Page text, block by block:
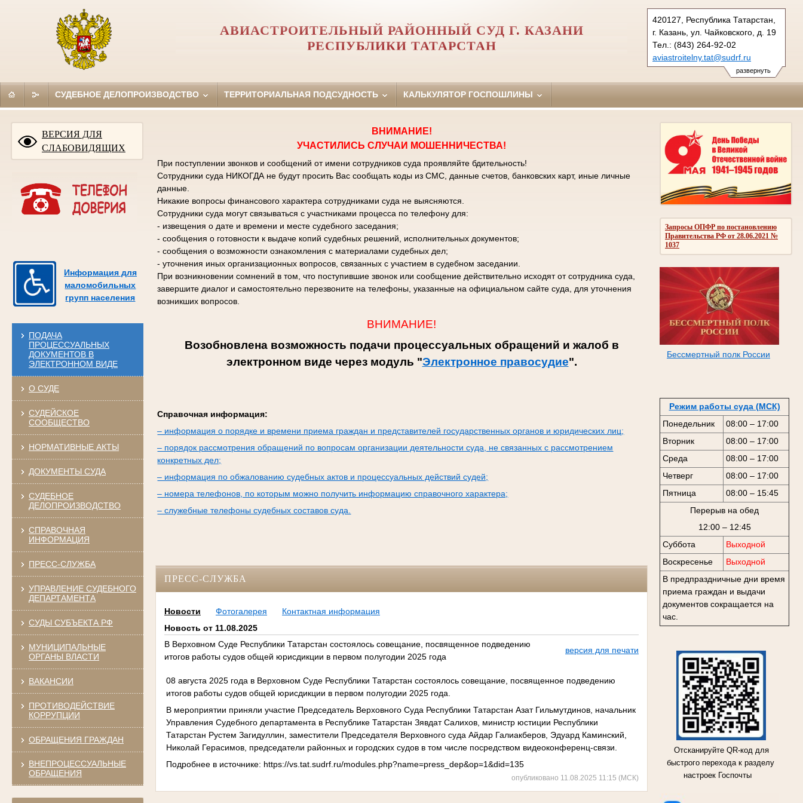
развернуть
420127, Республика Татарстан,
г. Казань, ул. Чайковского, д. 19
Тел.: (843) 264-92-02
aviastroitelny.tat@sudrf.ru
АВИАСТРОИТЕЛЬНЫЙ РАЙОННЫЙ СУД Г. КАЗАНИ
РЕСПУБЛИКИ ТАТАРСТАН
СУДЕБНОЕ ДЕЛОПРОИЗВОДСТВО ТЕРРИТОРИАЛЬНАЯ ПОДСУДНОСТЬ КАЛЬКУЛЯТОР ГОСПОШЛИНЫ
ВЕРСИЯ ДЛЯ
СЛАБОВИДЯЩИХ
Информация для
маломобильных
групп населения
ПОДАЧА
ПРОЦЕССУАЛЬНЫХ
ДОКУМЕНТОВ В
ЭЛЕКТРОННОМ ВИДЕ
О СУДЕ
СУДЕЙСКОЕ
СООБЩЕСТВО
НОРМАТИВНЫЕ АКТЫ
ДОКУМЕНТЫ СУДА
СУДЕБНОЕ
ДЕЛОПРОИЗВОДСТВО
СПРАВОЧНАЯ
ИНФОРМАЦИЯ
ПРЕСС-СЛУЖБА
УПРАВЛЕНИЕ СУДЕБНОГО
ДЕПАРТАМЕНТА
СУДЫ СУБЪЕКТА РФ
МУНИЦИПАЛЬНЫЕ
ОРГАНЫ ВЛАСТИ
ВАКАНСИИ
ПРОТИВОДЕЙСТВИЕ
КОРРУПЦИИ
ОБРАЩЕНИЯ ГРАЖДАН
ВНЕПРОЦЕССУАЛЬНЫЕ
ОБРАЩЕНИЯ
Запросы ОПФР по постановлению
Правительства РФ от 28.06.2021 №
1037
Бессмертный полк России
Режим работы суда (МСК)
Понедельник
08:00 – 17:00
Вторник
08:00 – 17:00
Среда
08:00 – 17:00
Четверг
08:00 – 17:00
Пятница
08:00 – 15:45
Перерыв на обед
12:00 – 12:45
Суббота
Выходной
Воскресенье
Выходной
В предпраздничные дни время
приема граждан и выдачи
документов сокращается на
час.
Отсканируйте QR-код для
быстрого перехода к разделу
настроек Госпочты
ВНИМАНИЕ!
УЧАСТИЛИСЬ СЛУЧАИ МОШЕННИЧЕСТВА!
При поступлении звонков и сообщений от имени сотрудников суда проявляйте бдительность!
Сотрудники суда НИКОГДА не будут просить Вас сообщать коды из СМС, данные счетов, банковских карт, иные личные
данные.
Никакие вопросы финансового характера сотрудниками суда не выясняются.
Сотрудники суда могут связываться с участниками процесса по телефону для:
- извещения о дате и времени и месте судебного заседания;
- сообщения о готовности к выдаче копий судебных решений, исполнительных документов;
- сообщения о возможности ознакомления с материалами судебных дел;
- уточнения иных организационных вопросов, связанных с участием в судебном заседании.
При возникновении сомнений в том, что поступившие звонок или сообщение действительно исходят от сотрудника суда,
завершите диалог и самостоятельно перезвоните на телефоны, указанные на официальном сайте суда, для уточнения
возникших вопросов.
ВНИМАНИЕ!
Возобновлена возможность подачи процессуальных обращений и жалоб в
электронном виде через модуль "Электронное правосудие".
Справочная информация:
– информация о порядке и времени приема граждан и представителей государственных органов и юридических лиц;
– порядок рассмотрения обращений по вопросам организации деятельности суда, не связанных с рассмотрением
конкретных дел;
– информация по обжалованию судебных актов и процессуальных действий судей;
– номера телефонов, по которым можно получить информацию справочного характера;
– служебные телефоны судебных составов суда.
ПРЕСС-СЛУЖБА
Новости Фотогалерея
Контактная информация
Новость от 11.08.2025
В Верховном Суде Республики Татарстан состоялось совещание, посвященное подведению
итогов работы судов общей юрисдикции в первом полугодии 2025 года
версия для печати
08 августа 2025 года в Верховном Суде Республики Татарстан состоялось совещание, посвященное подведению
итогов работы судов общей юрисдикции в первом полугодии 2025 года.
В мероприятии приняли участие Председатель Верховного Суда Республики Татарстан Азат Гильмутдинов, начальник
Управления Судебного департамента в Республике Татарстан Зявдат Салихов, министр юстиции Республики
Татарстан Рустем Загидуллин, заместители Председателя Верховного суда Айдар Галиакберов, Эдуард Каминский,
Николай Герасимов, председатели районных и городских судов в том числе посредством видеоконференц-связи.
Подробнее в источнике: https://vs.tat.sudrf.ru/modules.php?name=press_dep&op=1&did=135
опубликовано 11.08.2025 11:15 (МСК)